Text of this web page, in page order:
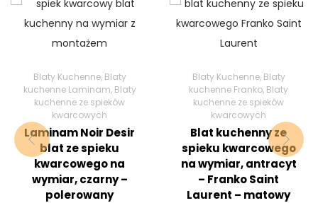
Blaty Kuchenne, Blaty
kuchenne Laminam, Blaty
kuchenne ze spieków
kwarcowych
Laminam Noir Desir
blat ze spieku
kwarcowego na
wymiar, czarny –
polerowany
Blaty Kuchenne, Blaty
kuchenne Franko, Blaty
kuchenne ze spieków
kwarcowych
Blat kuchenny ze
spieku kwarcowego
na wymiar, antracyt
– Franko Saint
Laurent – matowy